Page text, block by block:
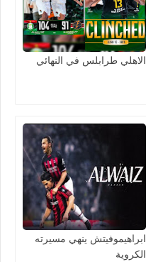
الاهلي طرابلس في النهائي
ابراهيموفيتش ينهي مسيرته
الكروية